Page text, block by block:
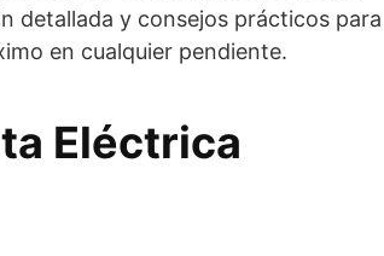
detallada y consejos prácticos para
en cualquier pendiente.
Eléctrica